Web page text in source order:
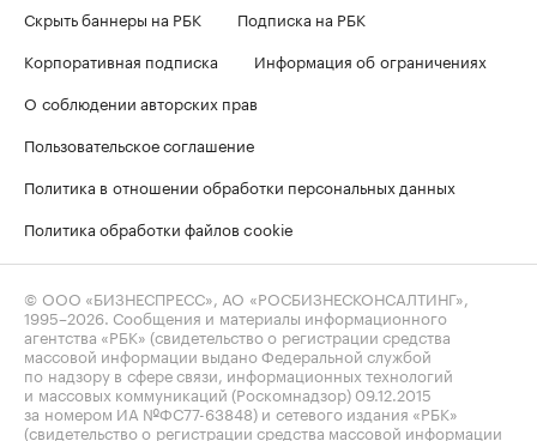
Скрыть баннеры на РБК
Подписка на РБК
Корпоративная подписка
Информация об ограничениях
О соблюдении авторских прав
Пользовательское соглашение
Политика в отношении обработки персональных данных
Политика обработки файлов cookie
© ООО «БИЗНЕСПРЕСС», АО «РОСБИЗНЕСКОНСАЛТИНГ»,
1995–2026 . Сообщения и материалы информационного
агентства «РБК» (свидетельство о регистрации средства
массовой информации выдано Федеральной службой
по надзору в сфере связи, информационных технологий
и массовых коммуникаций (Роскомнадзор) 09.12.2015
за номером ИА №ФС77-63848) и сетевого издания «РБК»
(свидетельство о регистрации средства массовой информации